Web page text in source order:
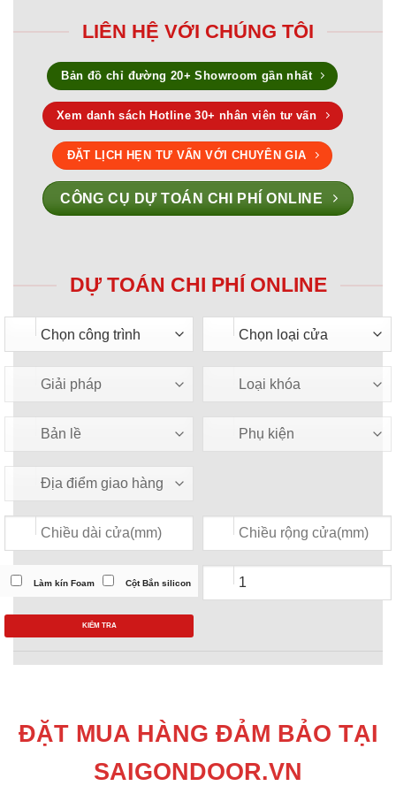
LIÊN HỆ VỚI CHÚNG TÔI
Bản đồ chỉ đường 20+ Showroom gần nhất
Xem danh sách Hotline 30+ nhân viên tư vấn
ĐẶT LỊCH HẸN TƯ VẤN VỚI CHUYÊN GIA
CÔNG CỤ DỰ TOÁN CHI PHÍ ONLINE
DỰ TOÁN CHI PHÍ ONLINE
Làm kín Foam Cột Bắn silicon
KIỂM TRA
ĐẶT MUA HÀNG ĐẢM BẢO TẠI
SAIGONDOOR.VN